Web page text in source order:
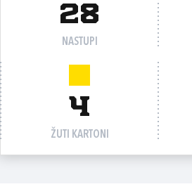
28
NASTUPI
4
ŽUTI KARTONI